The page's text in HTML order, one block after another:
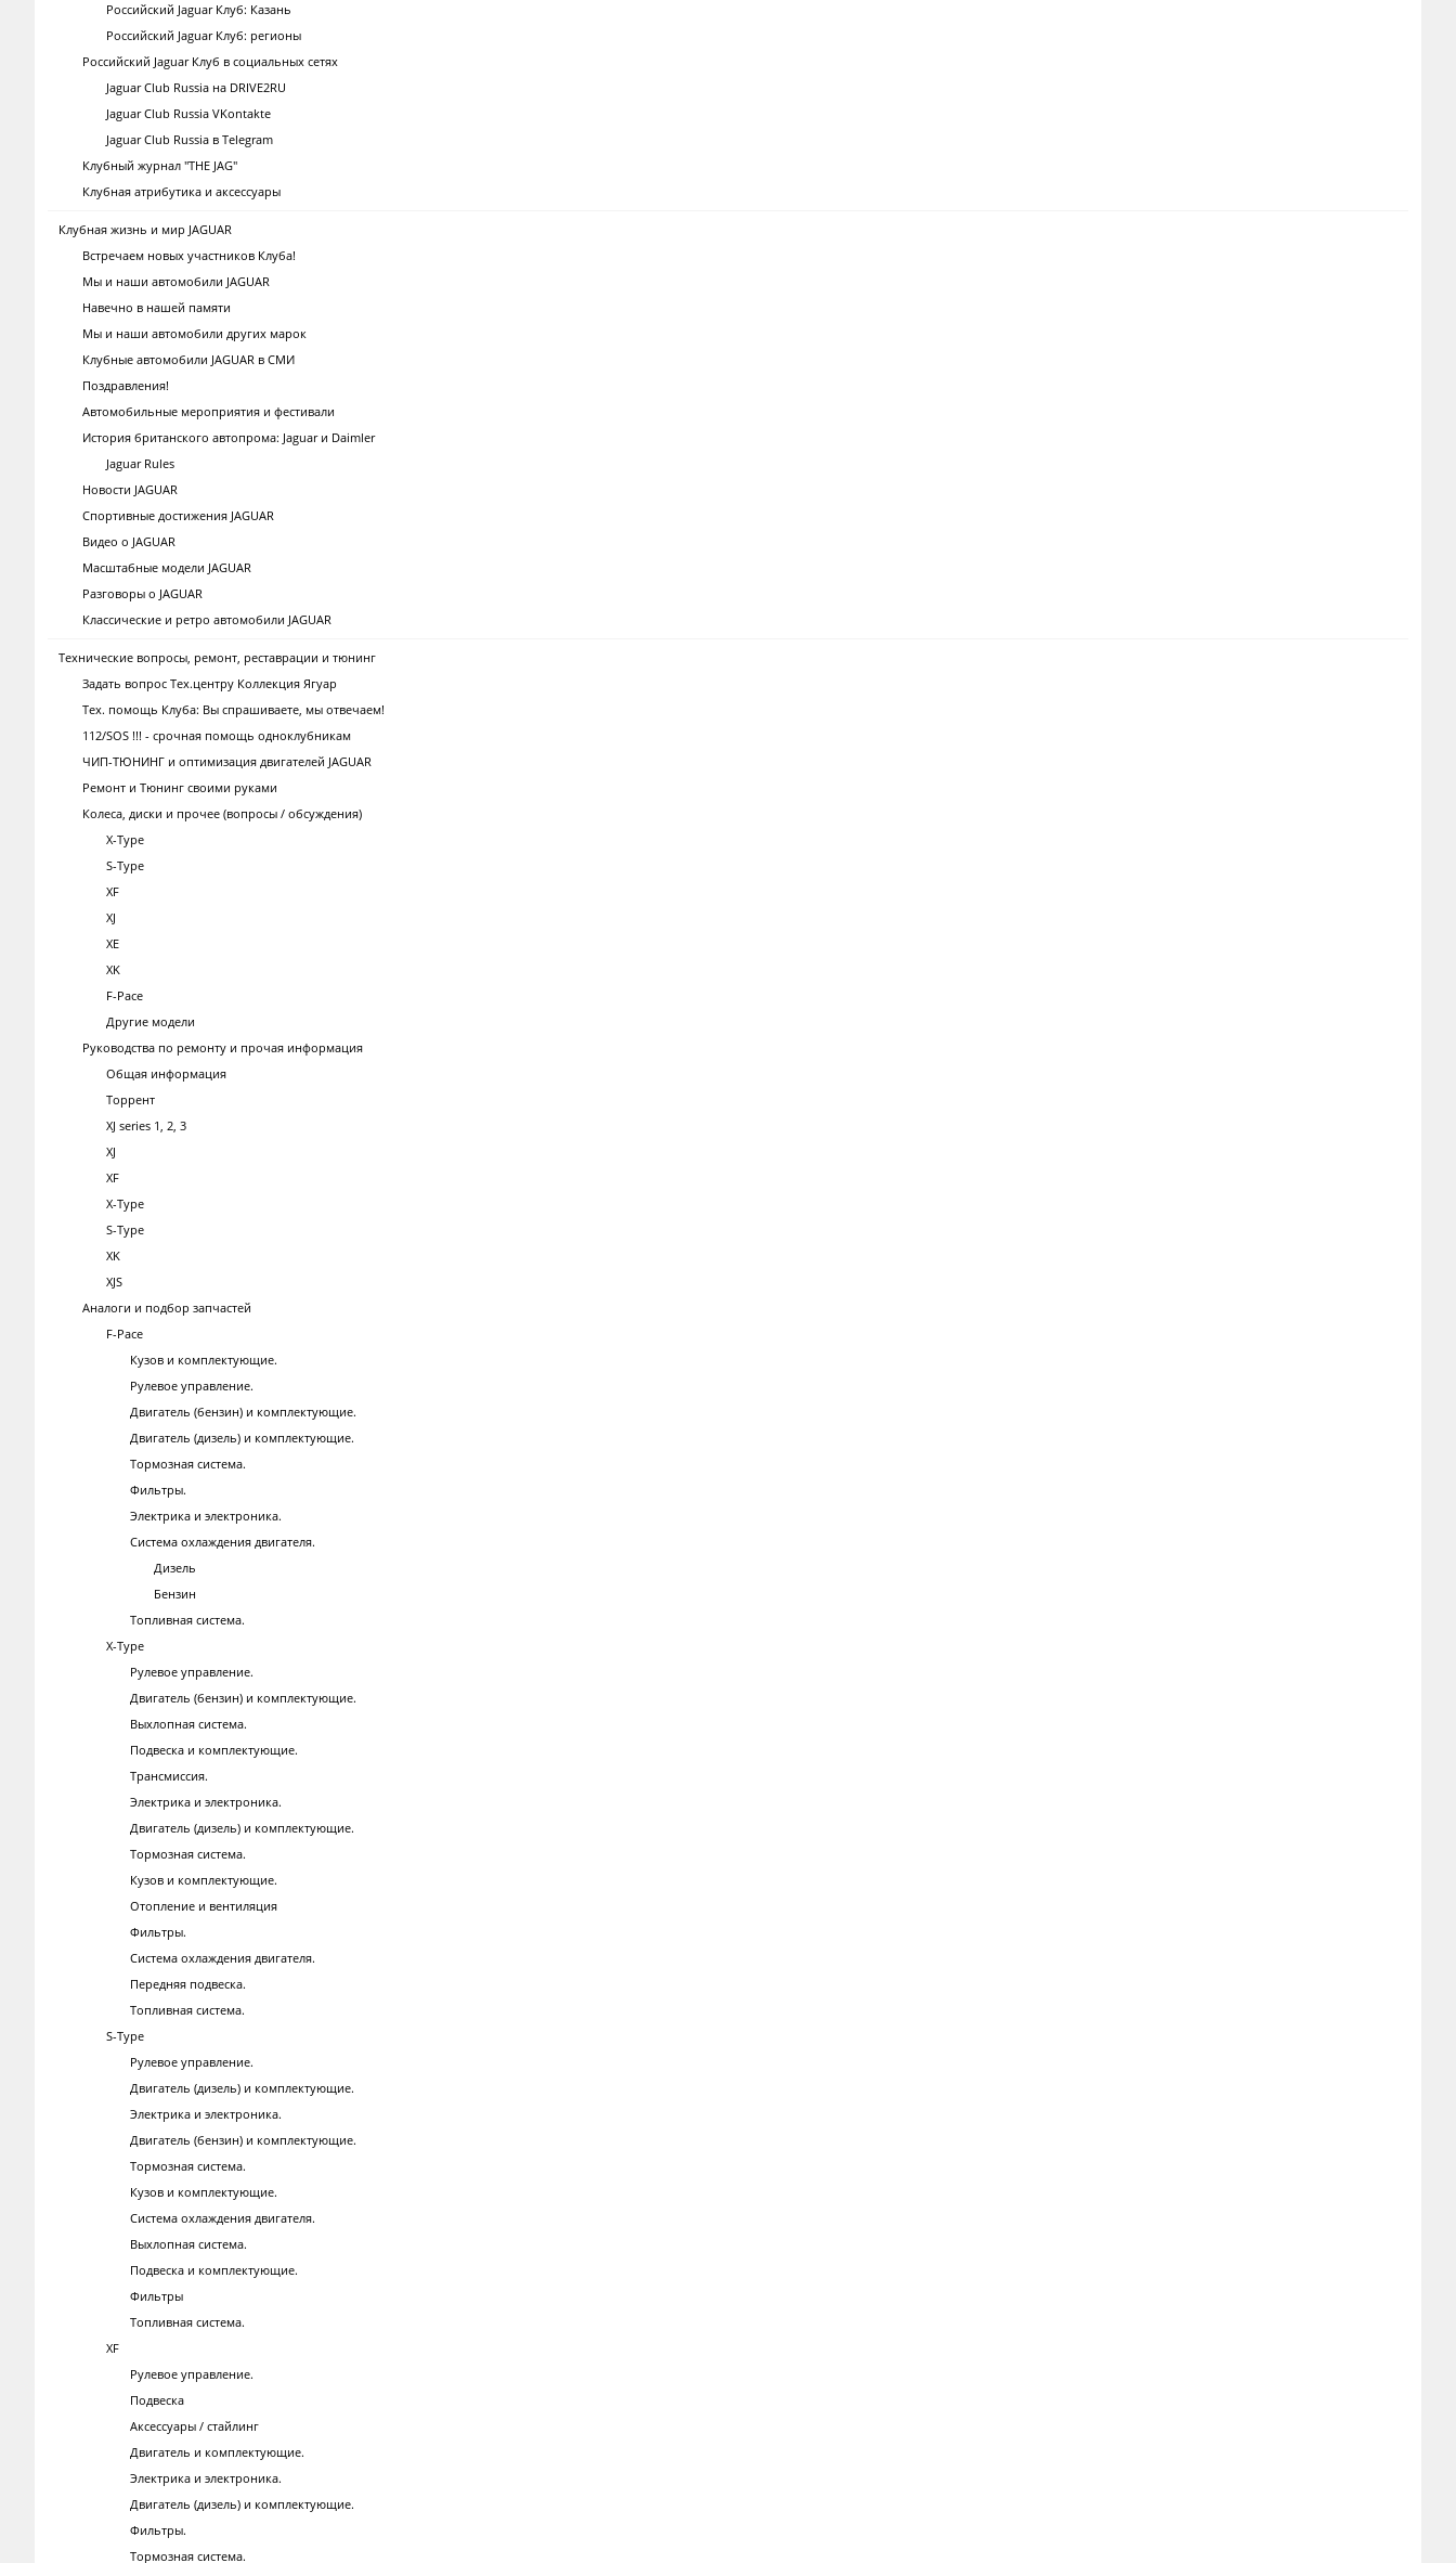
Российский Jaguar Клуб: Казань
Российский Jaguar Клуб: регионы
Российский Jaguar Клуб в социальных сетях
Jaguar Club Russia на DRIVE2RU
Jaguar Club Russia VKontakte
Jaguar Club Russia в Telegram
Клубный журнал "THE JAG"
Клубная атрибутика и аксессуары
Клубная жизнь и мир JAGUAR
Встречаем новых участников Клуба!
Мы и наши автомобили JAGUAR
Навечно в нашей памяти
Мы и наши автомобили других марок
Клубные автомобили JAGUAR в СМИ
Поздравления!
Автомобильные мероприятия и фестивали
История британского автопрома: Jaguar и Daimler
Jaguar Rules
Новости JAGUAR
Спортивные достижения JAGUAR
Видео о JAGUAR
Масштабные модели JAGUAR
Разговоры о JAGUAR
Классические и ретро автомобили JAGUAR
Технические вопросы, ремонт, реставрации и тюнинг
Задать вопрос Тех.центру Коллекция Ягуар
Тех. помощь Клуба: Вы спрашиваете, мы отвечаем!
112/SOS !!! - срочная помощь одноклубникам
ЧИП-ТЮНИНГ и оптимизация двигателей JAGUAR
Ремонт и Тюнинг своими руками
Колеса, диски и прочее (вопросы / обсуждения)
X-Type
S-Type
XF
XJ
XE
XK
F-Pace
Другие модели
Руководства по ремонту и прочая информация
Общая информация
Торрент
XJ series 1, 2, 3
XJ
XF
X-Type
S-Type
XK
XJS
Аналоги и подбор запчастей
F-Pace
Кузов и комплектующие.
Рулевое управление.
Двигатель (бензин) и комплектующие.
Двигатель (дизель) и комплектующие.
Тормозная система.
Фильтры.
Электрика и электроника.
Система охлаждения двигателя.
Дизель
Бензин
Топливная система.
X-Type
Рулевое управление.
Двигатель (бензин) и комплектующие.
Выхлопная система.
Подвеска и комплектующие.
Трансмиссия.
Электрика и электроника.
Двигатель (дизель) и комплектующие.
Тормозная система.
Кузов и комплектующие.
Отопление и вентиляция
Фильтры.
Система охлаждения двигателя.
Передняя подвеска.
Топливная система.
S-Type
Рулевое управление.
Двигатель (дизель) и комплектующие.
Электрика и электроника.
Двигатель (бензин) и комплектующие.
Тормозная система.
Кузов и комплектующие.
Система охлаждения двигателя.
Выхлопная система.
Подвеска и комплектующие.
Фильтры
Топливная система.
XF
Рулевое управление.
Подвеска
Аксессуары / стайлинг
Двигатель и комплектующие.
Электрика и электроника.
Двигатель (дизель) и комплектующие.
Фильтры.
Тормозная система.